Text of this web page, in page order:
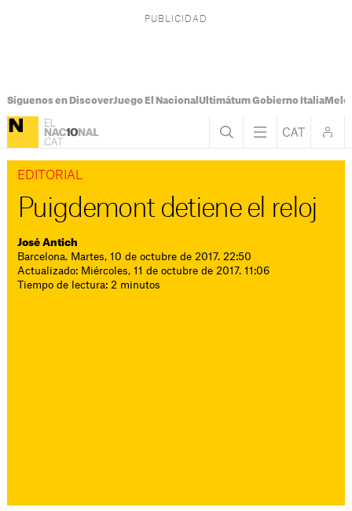
Síguenos en DiscoverJuego El Nacional Ultimátum Gobierno Italia
EDITORIAL
Puigdemont detiene el reloj
José Antich
Barcelona. Martes, 10 de octubre de 2017. 22:50
Actualizado: Miércoles, 11 de octubre de 2017. 11:06
Tiempo de lectura: 2 minutos